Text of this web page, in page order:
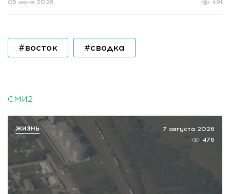
491
05 июня 2026
#восток #сводка
СМИ2
7 августа 2026
476
ЖИЗНЬ